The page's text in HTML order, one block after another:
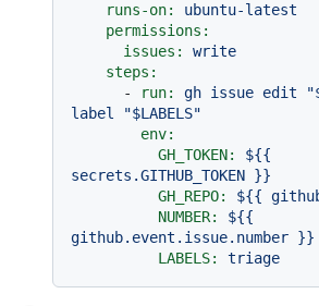
runs-on:
ubuntu-latest
permissions:
issues:
write
steps:
-
run: gh issue edit
label
"$LABELS"
env:
GH_TOKEN:
${{
secrets.GITHUB_TOKEN }}
GH_REPO:
${{
NUMBER:
${{
github.event.issue.number }}
LABELS:
triage